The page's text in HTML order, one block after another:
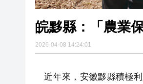
皖黟縣：「農業
2026-04-08 14:24:01
近年來，安徽黟縣積極